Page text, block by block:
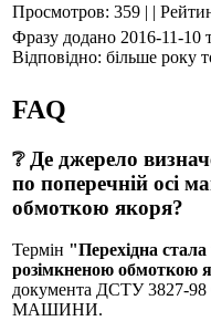
Просмотров: 359 | |
Фразу додано 2016-11-10
Відповідно: більше року
FAQ
❔ Де джерело
по поперечній осі
обмоткою якоря?
Термін "Перехідна
розімкненою обмоткою
документа ДСТУ 3827-
МАШИНИ.